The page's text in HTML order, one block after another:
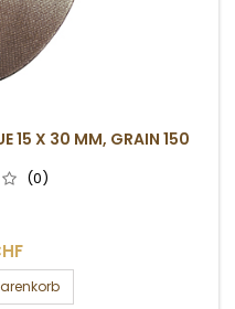
15 X 30 MM, GRAIN 150
(0)